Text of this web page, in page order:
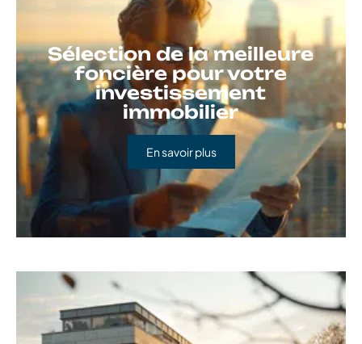
Sélection de la meilleure
foncière pour votre
investissement
immobilier
En savoir plus